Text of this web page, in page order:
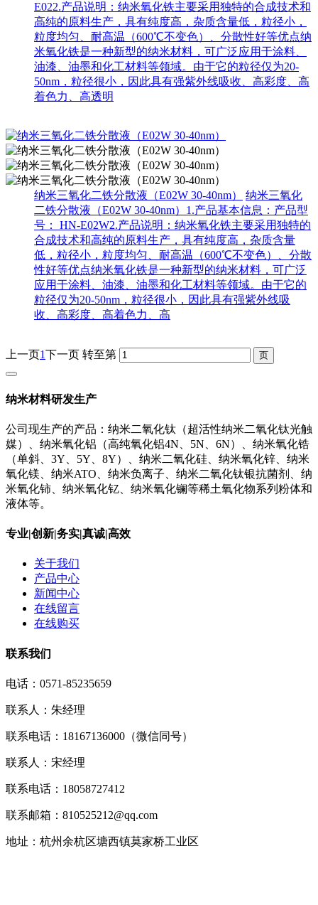
E022.产品说明：纳米氧化铁主要采用独特的合成技术和
高纯的原料生产，具有纯度高，杂质含量低，粒径小，
粒度均匀、耐高温（600℃不变色）、分散性好等优点纳
米氧化铁是一种新型的纳米材料，可广泛应用于涂料、
油漆、油墨和化工材料等领域。由于它的粒径仅为20-
50nm，粒径很小，因此具有强紫外线吸收、高彩度、高
着色力、高透明
纳米三氧化二铁分散液（E02W 30-40nm）
纳米三氧化
二铁分散液（E02W 30-40nm）1.产品基本信息：产品型
号： HN-E02W2.产品说明：纳米氧化铁主要采用独特的
合成技术和高纯的原料生产，具有纯度高，杂质含量
低，粒径小，粒度均匀、耐高温（600℃不变色）、分散
性好等优点纳米氧化铁是一种新型的纳米材料，可广泛
应用于涂料、油漆、油墨和化工材料等领域。由于它的
粒径仅为20-50nm，粒径很小，因此具有强紫外线吸
收、高彩度、高着色力、高
上一页1下一页 转至第
纳米材料研发生产
公司现生产的产品：纳米二氧化钛（超活性纳米二氧化钛光触
媒）、纳米氧化铝（高纯氧化铝4N、5N、6N）、纳米氧化锆
（单斜、3Y、5Y、8Y）、纳米二氧化硅、纳米氧化锌、纳米
氧化镁、纳米ATO、纳米负离子、纳米二氧化钛银抗菌剂、纳
米氧化铈、纳米氧化钇、纳米氧化镧等稀土氧化物系列粉体和
液体等。
专业|创新|务实|真诚|高效
关于我们
产品中心
新闻中心
在线留言
在线购买
联系我们
电话：0571-85235659
联系人：朱经理
联系电话：18167136000（微信同号）
联系人：宋经理
联系电话：18058727412
联系邮箱：810525212@qq.com
地址：杭州余杭区塘西镇莫家桥工业区